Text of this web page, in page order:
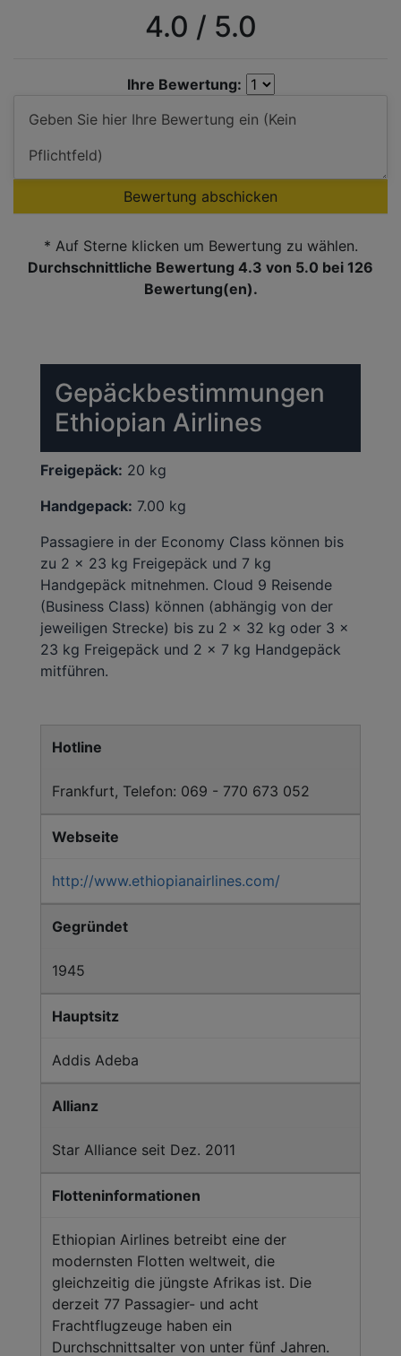
4.0 / 5.0
Ihre Bewertung:
Bewertung abschicken
* Auf Sterne klicken um Bewertung zu wählen.
Durchschnittliche Bewertung 4.3 von 5.0 bei 126
Bewertung(en).
Gepäckbestimmungen
Ethiopian Airlines
Freigepäck: 20 kg
Handgepack: 7.00 kg
Passagiere in der Economy Class können bis
zu 2 x 23 kg Freigepäck und 7 kg
Handgepäck mitnehmen. Cloud 9 Reisende
(Business Class) können (abhängig von der
jeweiligen Strecke) bis zu 2 x 32 kg oder 3 x
23 kg Freigepäck und 2 x 7 kg Handgepäck
mitführen.
Hotline
Frankfurt, Telefon: 069 - 770 673 052
Webseite
http://www.ethiopianairlines.com/
Gegründet
1945
Hauptsitz
Addis Adeba
Allianz
Star Alliance seit Dez. 2011
Flotteninformationen
Ethiopian Airlines betreibt eine der
modernsten Flotten weltweit, die
gleichzeitig die jüngste Afrikas ist. Die
derzeit 77 Passagier- und acht
Frachtflugzeuge haben ein
Durchschnittsalter von unter fünf Jahren.